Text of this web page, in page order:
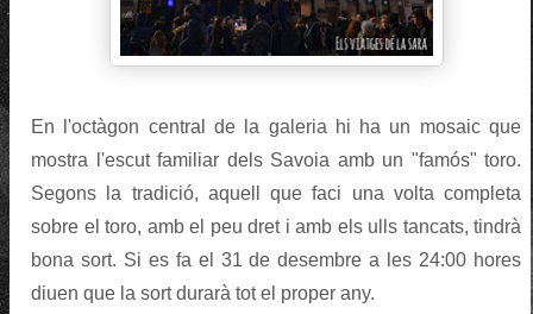
En l'octàgon central de la galeria hi ha un mosaic que
mostra l'escut familiar dels Savoia amb un "famós" toro.
Segons la tradició, aquell que faci una volta completa
sobre el toro, amb el peu dret i amb els ulls tancats, tindrà
bona sort. Si es fa el 31 de desembre a les 24:00 hores
diuen que la sort durarà tot el proper any.